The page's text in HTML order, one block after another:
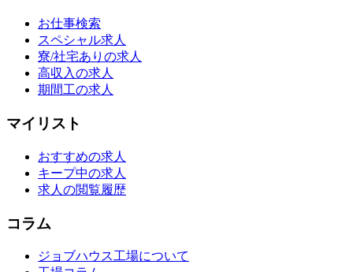
お仕事検索
スペシャル求人
寮/社宅ありの求人
高収入の求人
期間工の求人
マイリスト
おすすめの求人
キープ中の求人
求人の閲覧履歴
コラム
ジョブハウス工場について